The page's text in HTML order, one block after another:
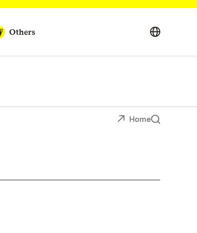
Others
Home